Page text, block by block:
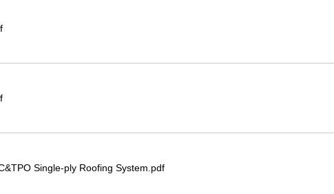
Single-ply Roofing System.pdf